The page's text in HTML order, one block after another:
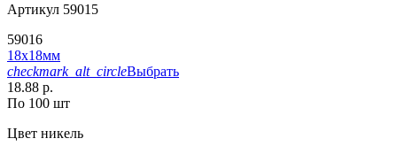
Артикул 59015
59016
18х18мм
checkmark_alt_circleВыбрать
18.88 р.
По 100 шт
Цвет никель